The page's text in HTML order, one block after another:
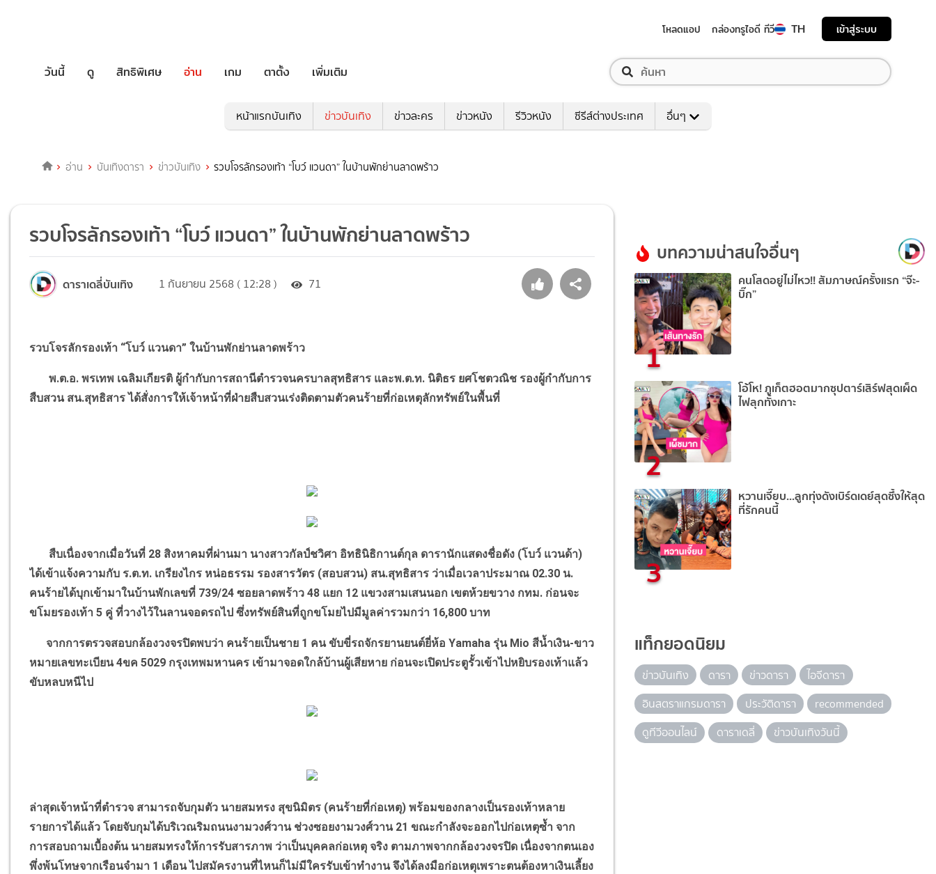
โหลดแอป กล่องทรูไอดี ทีวี TH เข้าสู่ระบบ
วันนี้ ดู สิทธิพิเศษ อ่าน เกม ตาตั้ง เพิ่มเติม
หน้าแรกบันเทิง ข่าวบันเทิง ข่าวละคร ข่าวหนัง รีวิวหนัง ซีรีส์ต่างประเทศ อื่นๆ
อ่าน บันเทิงดารา ข่าวบันเทิง รวบโจรลักรองเท้า “โบว์ แวนดา” ในบ้านพักย่านลาดพร้าว
รวบโจรลักรองเท้า “โบว์ แวนดา” ในบ้านพักย่านลาดพร้าว
ดาราเดลี่บันเทิง 1 กันยายน 2568 ( 12:28 ) 71
รวบโจรลักรองเท้า “โบว์ แวนดา”ในบ้านพักย่านลาดพร้าว
พ.ต.อ. พรเทพ เฉลิมเกียรติ ผู้กำกับการสถานีตำรวจนครบาลสุทธิสาร และพ.ต.ท. นิติธร ยศโชตวณิช รองผู้กำกับการ
สืบสวน สน.สุทธิสาร ได้สั่งการให้เจ้าหน้าที่ฝ่ายสืบสวนเร่งติดตามตัวคนร้ายที่ก่อเหตุลักทรัพย์ในพื้นที่
สืบเนื่องจากเมื่อวันที่ 28 สิงหาคมที่ผ่านมา นางสาวกัลป์ชวิศา อิทธินิธิกานต์กุล ดารานักแสดงชื่อดัง (โบว์ แวนด้า)
ได้เข้าแจ้งความกับ ร.ต.ท. เกรียงไกร หน่อธรรม รองสารวัตร (สอบสวน) สน.สุทธิสาร ว่าเมื่อเวลาประมาณ 02.30 น.
คนร้ายได้บุกเข้ามาในบ้านพักเลขที่ 739/24 ซอยลาดพร้าว 48 แยก 12 แขวงสามเสนนอก เขตห้วยขวาง กทม. ก่อนจะ
ขโมยรองเท้า 5 คู่ ที่วางไว้ในลานจอดรถไป ซึ่งทรัพย์สินที่ถูกขโมยไปมีมูลค่ารวมกว่า 16,800 บาท
จากการตรวจสอบกล้องวงจรปิดพบว่า คนร้ายเป็นชาย 1 คน ขับขี่รถจักรยานยนต์ยี่ห้อYamaha รุ่น Mio สีน้ำเงิน-ขาว
หมายเลขทะเบียน 4ขค 5029 กรุงเทพมหานคร เข้ามาจอดใกล้บ้านผู้เสียหาย ก่อนจะเปิดประตูรั้วเข้าไปหยิบรองเท้าแล้ว
ขับหลบหนีไป
ล่าสุดเจ้าหน้าที่ตำรวจ สามารถจับกุมตัว นายสมทรง สุขนิมิตร (คนร้ายที่ก่อเหตุ) พร้อมของกลางเป็นรองเท้าหลาย
รายการได้แล้ว โดยจับกุมได้บริเวณริมถนนงามวงศ์วาน ช่วงซอยงามวงศ์วาน 21 ขณะกำลังจะออกไปก่อเหตุซ้ำ จาก
การสอบถามเบื้องต้น นายสมทรงให้การรับสารภาพ ว่าเป็นบุคคลก่อเหตุ จริง ตามภาพจากกล้องวงจรปิด เนื่องจากตนเอง
พึ่งพ้นโทษจากเรือนจำมา 1 เดือน ไปสมัครงานที่ไหนก็ไม่มีใครรับเข้าทำงาน จึงได้ลงมือก่อเหตุเพราะตนต้องหาเงินเลี้ยง
บทความน่าสนใจอื่นๆ
1
คนโสดอยู่ไม่ไหว!! สัมภาษณ์ครั้งแรก “จ๊ะ-
บิ๊ก”
2
โอ้โห! ภูเก็ตฮอตมากซุปตาร์เสิร์ฟสุดเผ็ด
ไฟลุกทั้งเกาะ
3
หวานเจี๊ยบ...ลูกทุ่งดังเบิร์ดเดย์สุดซึ้งให้สุด
ที่รักคนนี้
แท็กยอดนิยม
ข่าวบันเทิง ดารา ข่าวดารา
ไอจีดารา
อินสตราแกรมดารา
ประวัติดารา
recommended
ดูทีวีออนไลน์
ดาราเดลี่ ข่าวบันเทิงวันนี้